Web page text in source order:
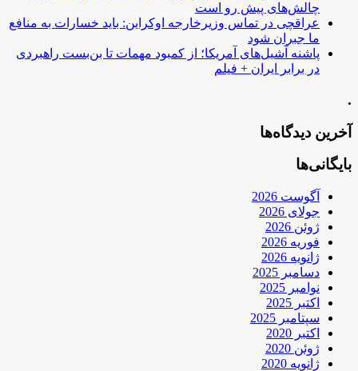
چالش‌های پیش رو است
عراقچی در تماس وزیرخارجه اوکراین: باید خسارات به منافع
ما جبران شود
پاشنه آشیل‌های آمریکا؛ از کمبود مهمات تا بن‌بست راهبردی
در برابر ایران + فیلم
.
آخرین دیدگاه‌ها
بایگانی‌ها
آگوست 2026
جولای 2026
ژوئن 2026
فوریه 2026
ژانویه 2026
دسامبر 2025
نوامبر 2025
اکتبر 2025
سپتامبر 2025
اکتبر 2020
ژوئن 2020
ژانویه 2020